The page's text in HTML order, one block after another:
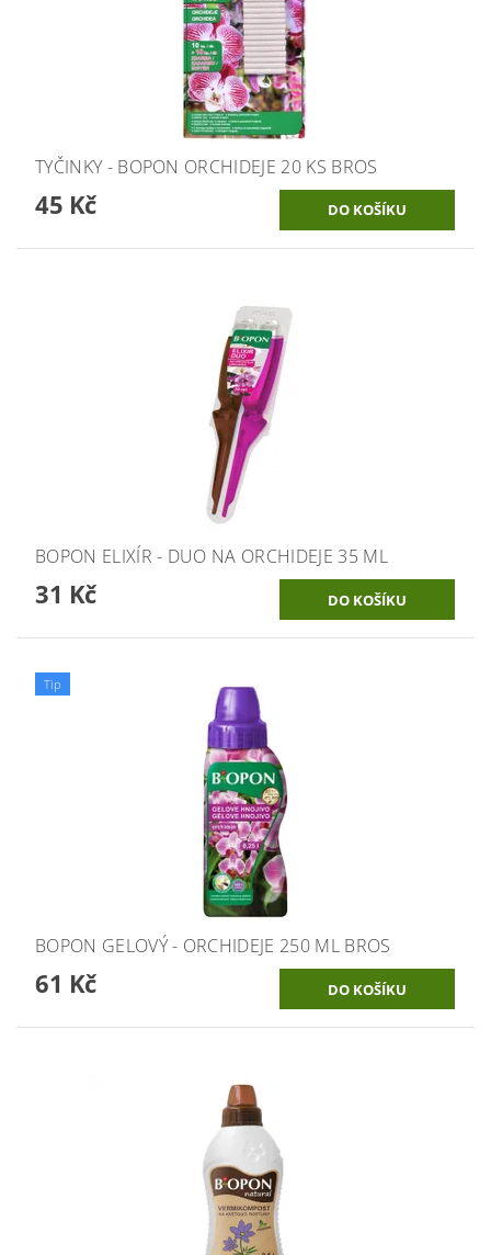
TYČINKY - BOPON ORCHIDEJE 20 KS BROS
45 Kč
BOPON ELIXÍR - DUO NA ORCHIDEJE 35 ML
31 Kč
Tip
BOPON GELOVÝ - ORCHIDEJE 250 ML BROS
61 Kč